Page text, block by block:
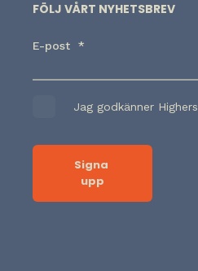
FÖLJ VÅRT NYHETSBREV
E-post *
Jag godkänner Highers